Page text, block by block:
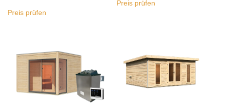
Preis prüfen
Preis prüfen